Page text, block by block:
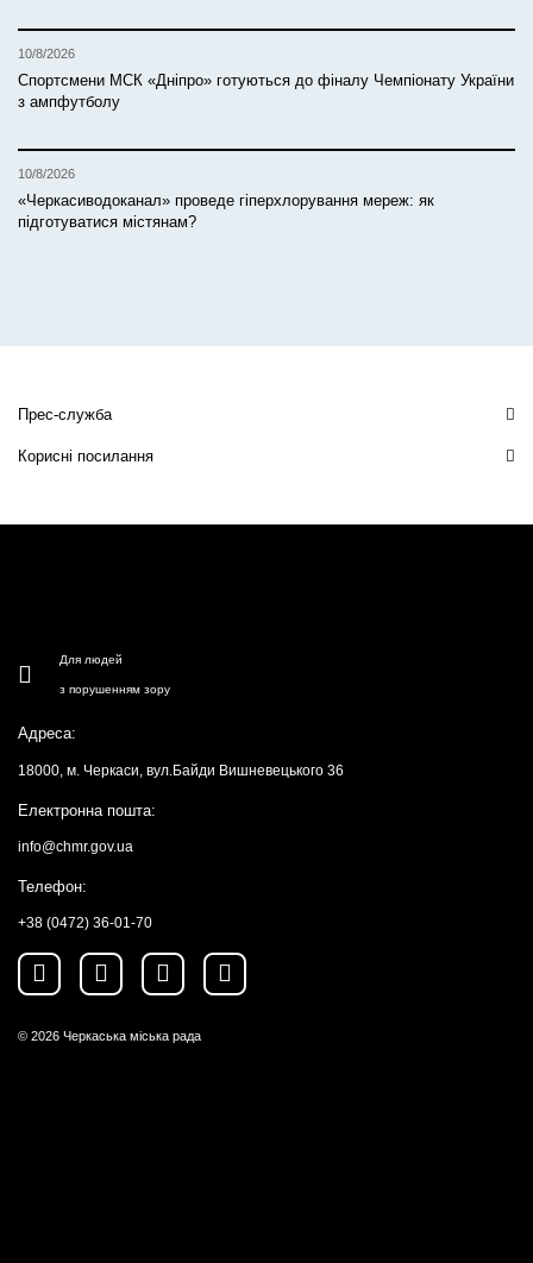
10/8/2026
Спортсмени МСК «Дніпро» готуються до фіналу Чемпіонату України
з ампфутболу
10/8/2026
«Черкасиводоканал» проведе гіперхлорування мереж: як
підготуватися містянам?
Прес-служба
Корисні посилання
Для людей
з порушенням зору
Адреса:
18000, м. Черкаси, вул.Байди Вишневецького 36
Електронна пошта:
info@chmr.gov.ua
Телефон:
+38 (0472) 36-01-70
© 2026 Черкаська міська рада